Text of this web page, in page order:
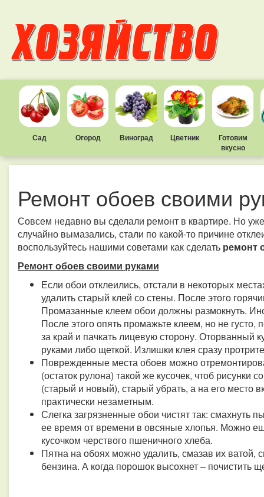
Сад Огород Виноград Цветник
Готовим
вкусно
Ремонт обоев своими
Совсем недавно вы сделали ремонт в квартире. Но
случайно вымазались, стали по какой-то причине
воспользуйтесь нашими советами как сделать ремонт
Ремонт обоев своими руками
Если обои отклеились, отстали в некоторых
удалить старый клей со стены. После этого
Промазанные клеем обои должны размокнуть.
После этого опять промажьте клеем, но не
за край и пачкать лицевую сторону. Оторванный
руками либо щеткой. Излишки клея сразу
Поврежденные места обоев можно
(остаток рулона) такой же кусочек, чтоб
(старый и новый), старый убрать, а на его место
практически незаметным.
Слегка загрязненные обои чистят так: смахнуть
ее время от времени в овсяные хлопья. Можно
кусочком черствого пшеничного хлеба.
Пятна на обоях можно удалить, смазав их ватой,
бензина. А когда порошок высохнет – почистить